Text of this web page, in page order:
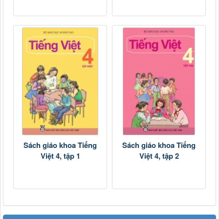
Sách giáo khoa Tiếng
Việt 4, tập 1
Sách giáo khoa Tiếng
Việt 4, tập 2